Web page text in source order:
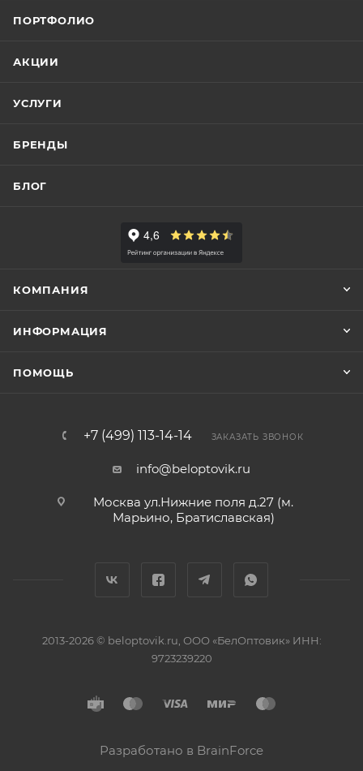
ПОРТФОЛИО
АКЦИИ
УСЛУГИ
БРЕНДЫ
БЛОГ
КОМПАНИЯ
ИНФОРМАЦИЯ
ПОМОЩЬ
+7 (499) 113-14-14 ЗАКАЗАТЬ ЗВОНОК
info@beloptovik.ru
Москва ул.Нижние поля д.27 (м.
Марьино, Братиславская)
2013-2026 © beloptovik.ru, ООО «БелОптовик» ИНН:
9723239220
Разработано в BrainForce